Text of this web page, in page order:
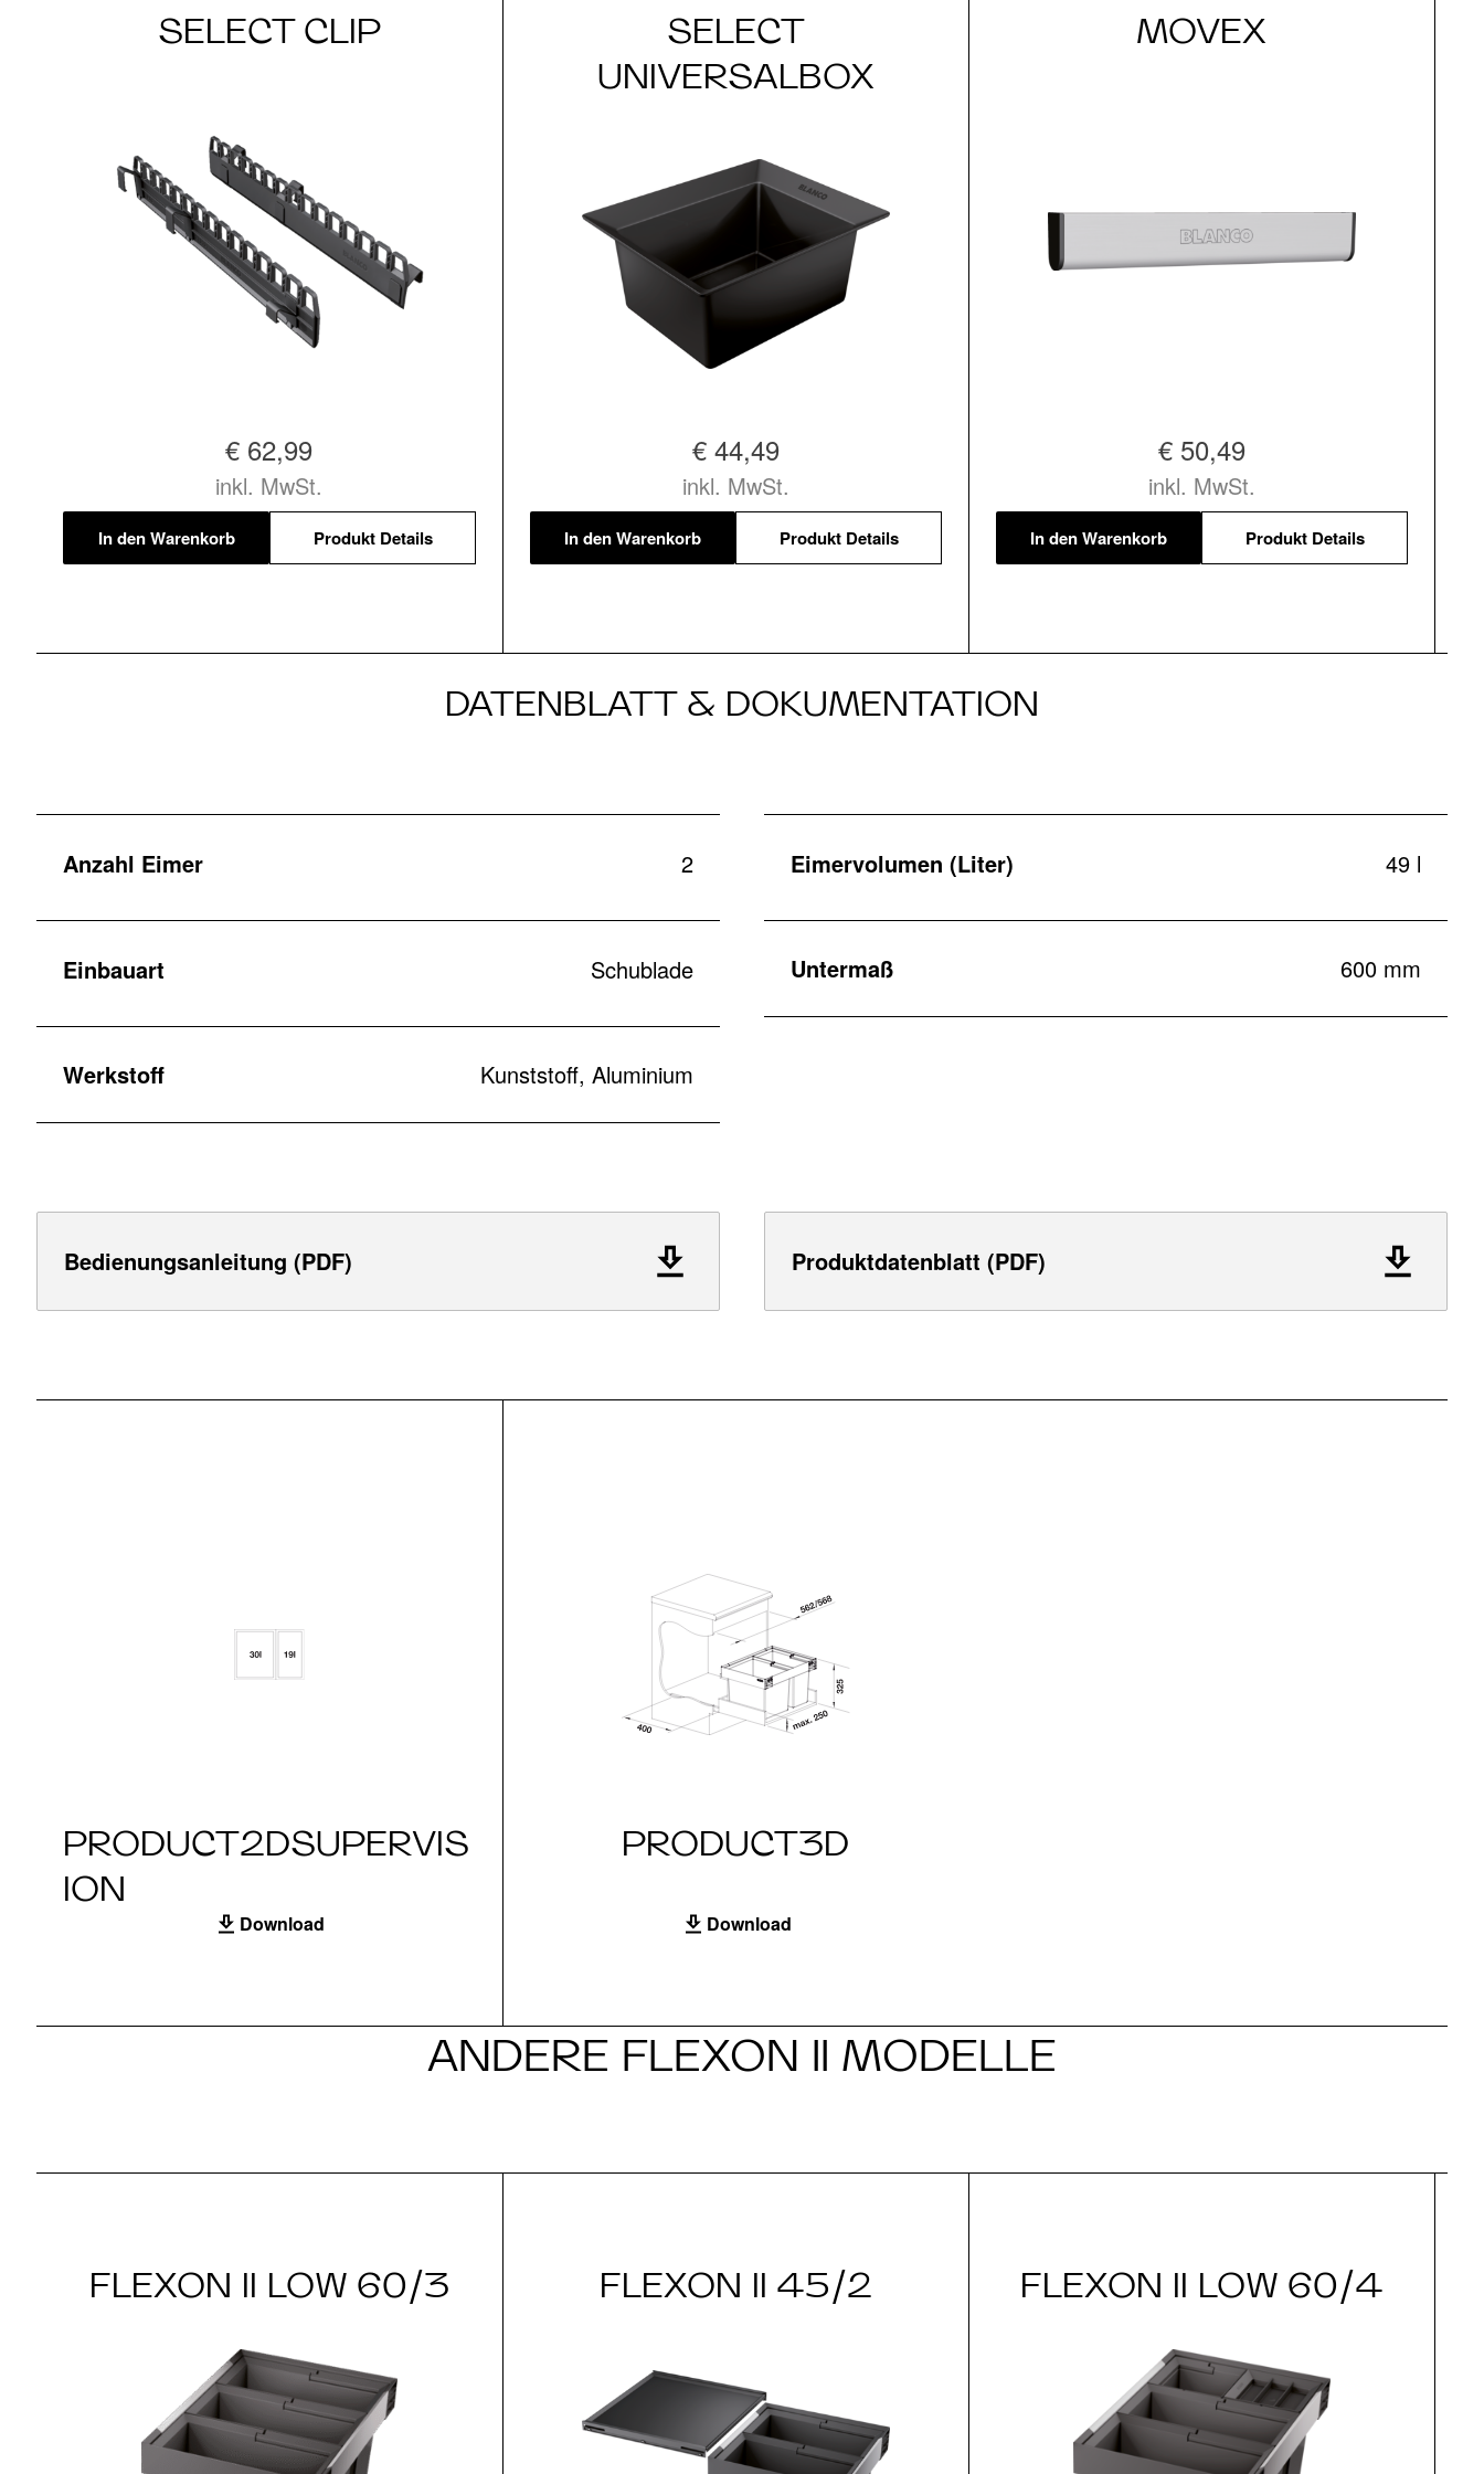
SELECT CLIP
€ 62,99
inkl. MwSt.
In den Warenkorb Produkt Details
SELECT
UNIVERSALBOX
€ 44,49
inkl. MwSt.
In den Warenkorb Produkt Details
MOVEX
€ 50,49
inkl. MwSt.
In den Warenkorb Produkt Details
DATENBLATT & DOKUMENTATION
Anzahl Eimer 2 Eimervolumen (Liter) 49 l
Einbauart Schublade Untermaß 600 mm
Werkstoff Kunststoff, Aluminium
Bedienungsanleitung (PDF) Produktdatenblatt (PDF)
PRODUCT2DSUPERVIS
ION
Download
PRODUCT3D
Download
ANDERE FLEXON II MODELLE
FLEXON II LOW 60/3 FLEXON II 45/2 FLEXON II LOW 60/4